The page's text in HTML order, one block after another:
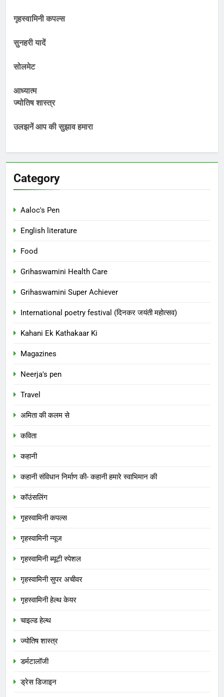
गृहस्वामिनी कपल्स
सुनहरी यादें
सोलमेट
आध्यात्म
ज्योतिष शास्त्र
उलझनें आप की सुझाव हमारा
Category
Aaloc's Pen
English literature
Food
Grihaswamini Health Care
Grihaswamini Super Achiever
International poetry festival (दिनकर जयंती महोत्सव)
Kahani Ek Kathakaar Ki
Magazines
Neerja's pen
Travel
अमिता की कलम से
कविता
कहानी
कहानी संविधान निर्माण की- कहानी हमारे स्वाभिमान की
कॉउंसलिंग
गृहस्वामिनी कपल्स
गृहस्वामिनी न्यूज
गृहस्वामिनी ब्यूटी स्पेशल
गृहस्वामिनी सुपर अचीवर
गृहस्वामिनी हेल्थ केयर
चाइल्ड हेल्थ
ज्योतिष शास्त्र
डर्मटालॉजी
ड्रेस डिजाइन